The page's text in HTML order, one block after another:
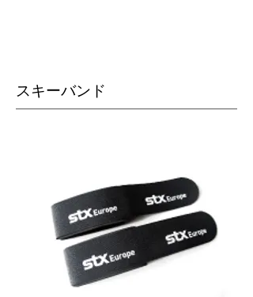
​スキーバンド